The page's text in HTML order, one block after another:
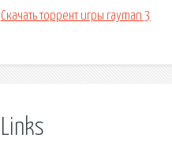
Скачать торрент игры rayman 3
Links